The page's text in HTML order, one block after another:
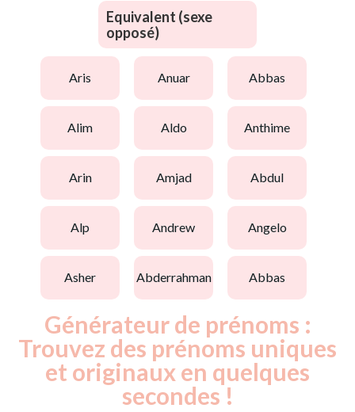
Equivalent (sexe
opposé)
aris anuar abbas
alim aldo anthime
arin amjad abdul
alp andrew angelo
asher abderrahman abbas
Générateur de prénoms :
Trouvez des prénoms uniques
et originaux en quelques
secondes !